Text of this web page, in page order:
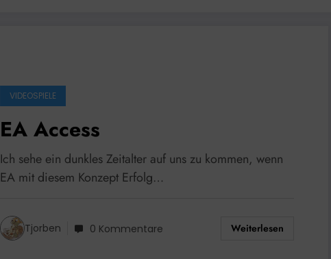
VIDEOSPIELE
EA Access
Ich sehe ein dunkles Zeitalter auf uns zu kommen, wenn
EA mit diesem Konzept Erfolg…
Tjorben 0 Kommentare Weiterlesen